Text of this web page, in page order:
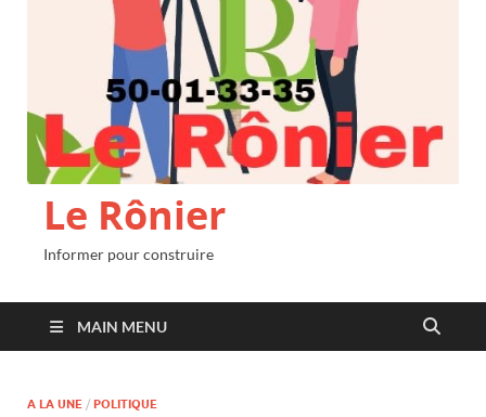
Le Rônier
Informer pour construire
MAIN MENU
A LA UNE / POLITIQUE